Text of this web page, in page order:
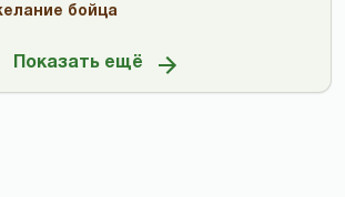
бойца
Показать ещё